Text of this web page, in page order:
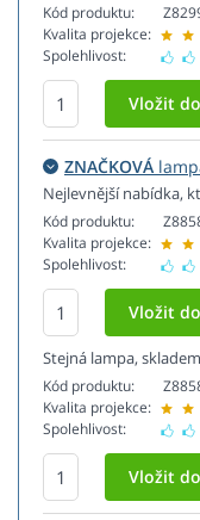
Kód produktu:
Kvalita projekce:
Spolehlivost:
ZNAČKOVÁ
Nejlevnější nabídka,
Kód produktu:
Kvalita projekce:
Spolehlivost:
Stejná lampa,
Kód produktu:
Kvalita projekce:
Spolehlivost: